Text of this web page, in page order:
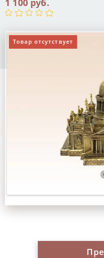
Товар отсутствует